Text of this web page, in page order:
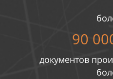
90
документов